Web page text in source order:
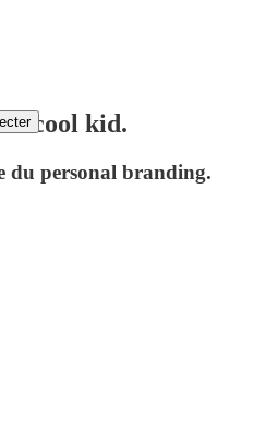
cool kid.
du personal branding.